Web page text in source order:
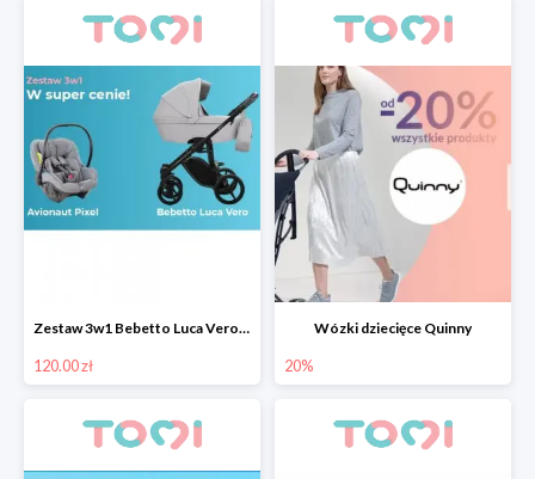
Zestaw 3w1 Bebetto Luca Vero z fotelikiem samochodowym Avionaut Pixel taniej o 130 pln
120.00 zł
Wózki dziecięce Quinny
20%